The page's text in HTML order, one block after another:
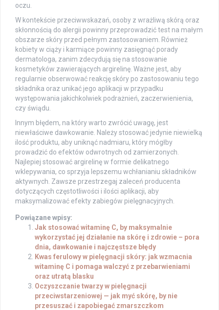
oczu.
W kontekście przeciwwskazań, osoby z wrażliwą skórą oraz
skłonnością do alergii powinny przeprowadzić test na małym
obszarze skóry przed pełnym zastosowaniem. Również
kobiety w ciąży i karmiące powinny zasięgnąć porady
dermatologa, zanim zdecydują się na stosowanie
kosmetyków zawierających argirelinę. Ważne jest, aby
regularnie obserwować reakcję skóry po zastosowaniu tego
składnika oraz unikać jego aplikacji w przypadku
występowania jakichkolwiek podrażnień, zaczerwienienia,
czy świądu.
Innym błędem, na który warto zwrócić uwagę, jest
niewłaściwe dawkowanie. Należy stosować jedynie niewielką
ilość produktu, aby uniknąć nadmiaru, który mógłby
prowadzić do efektów odwrotnych od zamierzonych.
Najlepiej stosować argirelinę w formie delikatnego
wklepywania, co sprzyja lepszemu wchłanianiu składników
aktywnych. Zawsze przestrzegaj zaleceń producenta
dotyczących częstotliwości i ilości aplikacji, aby
maksymalizować efekty zabiegów pielęgnacyjnych.
Powiązane wpisy:
Jak stosować witaminę C, by maksymalnie
wykorzystać jej działanie na skórę i zdrowie – pora
dnia, dawkowanie i najczęstsze błędy
Kwas ferulowy w pielęgnacji skóry: jak wzmacnia
witaminę C i pomaga walczyć z przebarwieniami
oraz utratą blasku
Oczyszczanie twarzy w pielęgnacji
przeciwstarzeniowej — jak myć skórę, by nie
przesuszać i zapobiegać zmarszczkom